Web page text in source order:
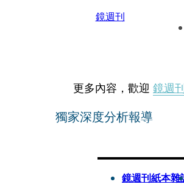
鏡週刊
更多內容，歡迎 鏡週
獨家深度分析報導
鏡週刊紙本雜